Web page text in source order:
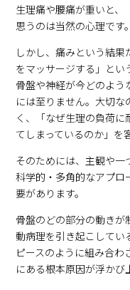
生理痛や腰痛が重いと、
思うのは当然の心理です。
しかし、痛みという結
をマッサージする」とい
骨盤や神経が今どのよ
には至りません。大切
く、「なぜ生理の負荷
てしまっているのか」を
そのためには、主観や一
科学的・多角的なアプ
要があります。
骨盤のどの部分の動き
動病理を引き起こしてい
ピースのように組み合わ
にある根本原因が浮かび